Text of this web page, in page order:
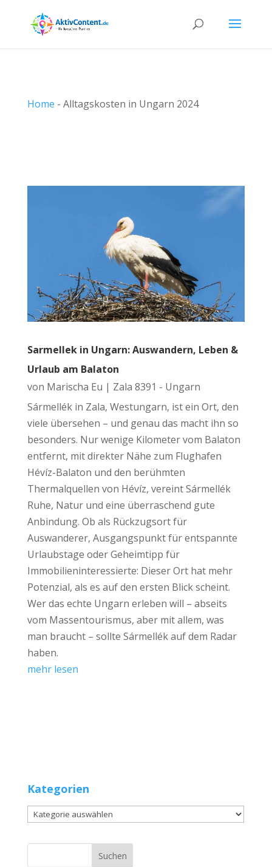
Home - Alltagskosten in Ungarn 2024
Sarmellek in Ungarn: Auswandern, Leben &
Urlaub am Balaton
von Marischa Eu | Zala 8391 - Ungarn
Sármellék in Zala, Westungarn, ist ein Ort, den
viele übersehen – und genau das macht ihn so
besonders. Nur wenige Kilometer vom Balaton
entfernt, mit direkter Nähe zum Flughafen
Hévíz-Balaton und den berühmten
Thermalquellen von Hévíz, vereint Sármellék
Ruhe, Natur und eine überraschend gute
Anbindung. Ob als Rückzugsort für
Auswanderer, Ausgangspunkt für entspannte
Urlaubstage oder Geheimtipp für
Immobilieninteressierte: Dieser Ort hat mehr
Potenzial, als es auf den ersten Blick scheint.
Wer das echte Ungarn erleben will – abseits
vom Massentourismus, aber mit allem, was
man braucht – sollte Sármellék auf dem Radar
haben.
mehr lesen
Kategorien
Kategorien